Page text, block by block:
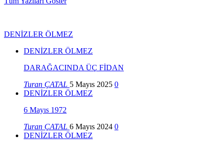
DENİZLER ÖLMEZ
DENİZLER ÖLMEZ
DARAĞACINDA ÜÇ FİDAN
Turan ÇATAL 5 Mayıs 2025 0
DENİZLER ÖLMEZ
6 Mayıs 1972
Turan ÇATAL 6 Mayıs 2024 0
DENİZLER ÖLMEZ